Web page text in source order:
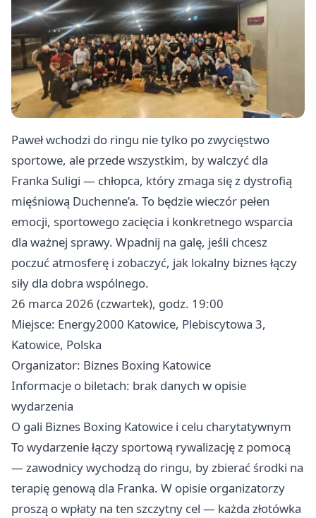
Paweł wchodzi do ringu nie tylko po zwycięstwo
sportowe, ale przede wszystkim, by walczyć dla
Franka Suligi — chłopca, który zmaga się z dystrofią
mięśniową Duchenne’a. To będzie wieczór pełen
emocji, sportowego zacięcia i konkretnego wsparcia
dla ważnej sprawy. Wpadnij na galę, jeśli chcesz
poczuć atmosferę i zobaczyć, jak lokalny biznes łączy
siły dla dobra wspólnego.
26 marca 2026 (czwartek), godz. 19:00
Miejsce: Energy2000 Katowice, Plebiscytowa 3,
Katowice, Polska
Organizator: Biznes Boxing Katowice
Informacje o biletach: brak danych w opisie
wydarzenia
O gali Biznes Boxing Katowice i celu charytatywnym
To wydarzenie łączy sportową rywalizację z pomocą
— zawodnicy wychodzą do ringu, by zbierać środki na
terapię genową dla Franka. W opisie organizatorzy
proszą o wpłaty na ten szczytny cel — każda złotówka